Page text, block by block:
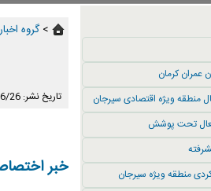
عمران کرمان
منطقه ویژه اقتصادی سیرجان
تحت پوشش
منطقه ویژه سیرجان
>گروه اخبار ‏
تاریخ نشر: 1404/06/26
خبر